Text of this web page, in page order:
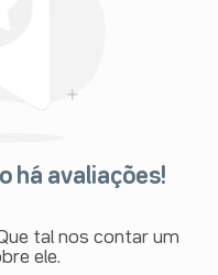
há avaliações!
tal nos contar um
ele.